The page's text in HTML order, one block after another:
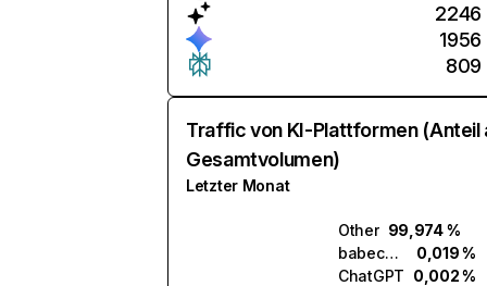
2246
1956
809
Traffic von KI-Plattformen (Anteil
Gesamtvolumen)
Letzter Monat
Other 99,974 %
babechat.ai
0,019 %
ChatGPT 0,002 %